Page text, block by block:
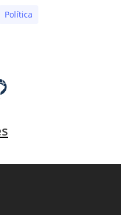
Polí­tica